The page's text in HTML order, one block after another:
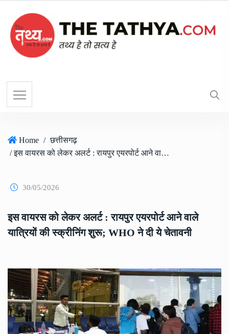
Home / छत्तीसगढ़
/ इस वायरस को लेकर अलर्ट : रायपुर एयरपोर्ट आने वाले यात्रियों की स्क्रीनिंग शुरू; WHO ने दी ये चेतावनी
30/05/2026
इस वायरस को लेकर अलर्ट : रायपुर एयरपोर्ट आने वाले
यात्रियों की स्क्रीनिंग शुरू; WHO ने दी ये चेतावनी